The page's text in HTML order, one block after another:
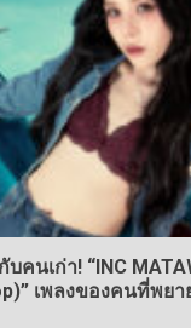
คนเก่า! “INC
เพลงของคนที่พย